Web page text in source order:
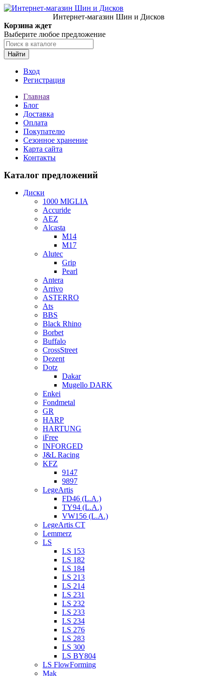
Интернет-магазин Шин и Дисков
Корзина ждет
Выберите любое предложение
Найти
Вход
Регистрация
Главная
Блог
Доставка
Оплата
Покупателю
Сезонное хранение
Карта сайта
Контакты
Каталог предложений
Диски
1000 MIGLIA
Accuride
AEZ
Alcasta
M14
M17
Alutec
Grip
Pearl
Antera
Arrivo
ASTERRO
Ats
BBS
Black Rhino
Borbet
Buffalo
CrossStreet
Dezent
Dotz
Dakar
Mugello DARK
Enkei
Fondmetal
GR
HARP
HARTUNG
iFree
INFORGED
J&L Racing
KFZ
9147
9897
LegeArtis
FD46 (L.A.)
TY94 (L.A.)
VW156 (L.A.)
LegeArtis CT
Lemmerz
LS
LS 153
LS 182
LS 184
LS 213
LS 214
LS 231
LS 232
LS 233
LS 234
LS 276
LS 283
LS 300
LS BY804
LS FlowForming
Mak